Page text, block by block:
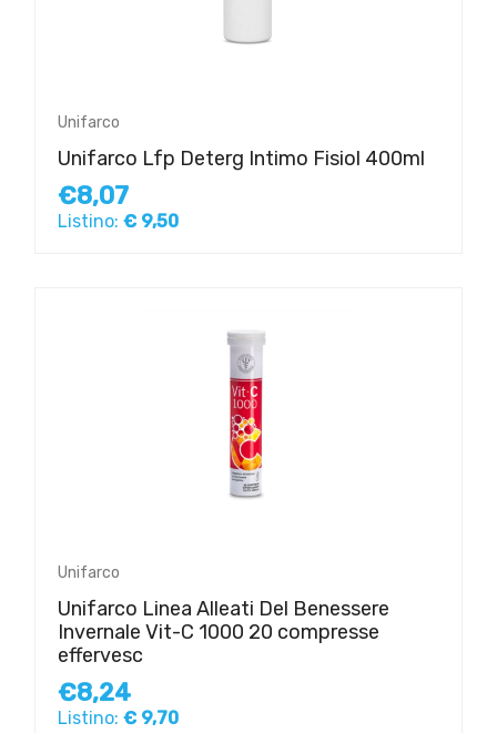
Unifarco
Unifarco Lfp Deterg Intimo Fisiol 400ml
€8,07
Listino: € 9,50
Unifarco
Unifarco Linea Alleati Del Benessere
Invernale Vit-C 1000 20 compresse
effervesc
€8,24
Listino: € 9,70